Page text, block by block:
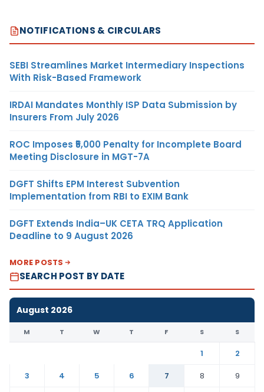
NOTIFICATIONS & CIRCULARS
SEBI Streamlines Market Intermediary Inspections
With Risk-Based Framework
IRDAI Mandates Monthly ISP Data Submission by
Insurers From July 2026
ROC Imposes ₹5,000 Penalty for Incomplete Board
Meeting Disclosure in MGT-7A
DGFT Shifts EPM Interest Subvention
Implementation from RBI to EXIM Bank
DGFT Extends India–UK CETA TRQ Application
Deadline to 9 August 2026
MORE POSTS
SEARCH POST BY DATE
August 2026
M T W T F S S
1
2
3
4 5 6 7 8
9